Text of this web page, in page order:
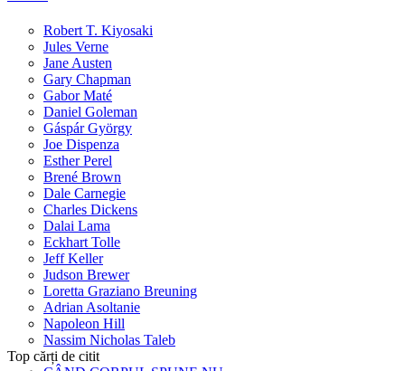
Robert T. Kiyosaki
Jules Verne
Jane Austen
Gary Chapman
Gabor Maté
Daniel Goleman
Gáspár György
Joe Dispenza
Esther Perel
Brené Brown
Dale Carnegie
Charles Dickens
Dalai Lama
Eckhart Tolle
Jeff Keller
Judson Brewer
Loretta Graziano Breuning
Adrian Asoltanie
Napoleon Hill
Nassim Nicholas Taleb
Top cărți de citit